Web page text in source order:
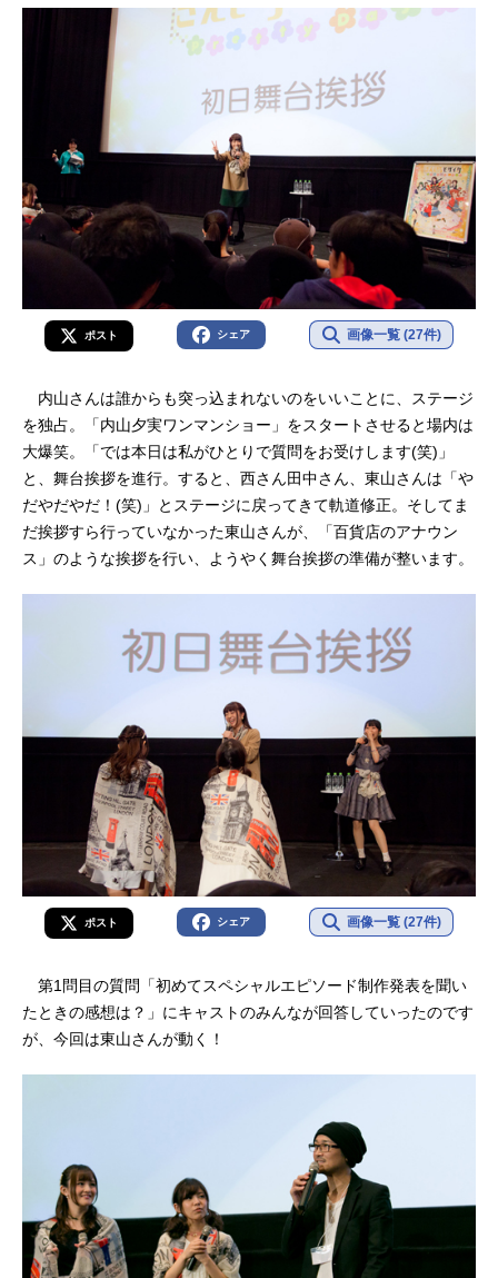
ポスト シェア 画像一覧 (27件)
内山さんは誰からも突っ込まれないのをいいことに、ステージ
を独占。「内山夕実ワンマンショー」をスタートさせると場内は
大爆笑。「では本日は私がひとりで質問をお受けします(笑)」
と、舞台挨拶を進行。すると、西さん田中さん、東山さんは「や
だやだやだ！(笑)」とステージに戻ってきて軌道修正。そしてま
だ挨拶すら行っていなかった東山さんが、「百貨店のアナウン
ス」のような挨拶を行い、ようやく舞台挨拶の準備が整います。
ポスト シェア 画像一覧 (27件)
第1問目の質問「初めてスペシャルエピソード制作発表を聞い
たときの感想は？」にキャストのみんなが回答していったのです
が、今回は東山さんが動く！